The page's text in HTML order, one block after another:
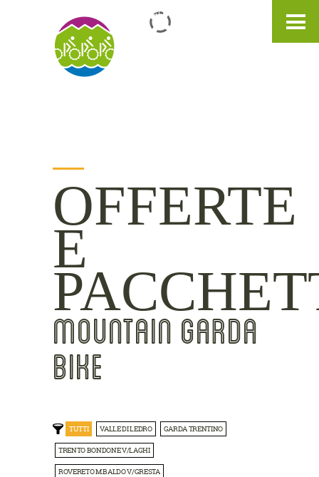
EN
OFFERTE
E
MOUNTAIN GARDA
BIKE
TUTTI VALLE DI LEDRO GARDA TRENTINO
TRENTO BONDONE V/LAGHI
ROVERETO M.BALDO V/GRESTA